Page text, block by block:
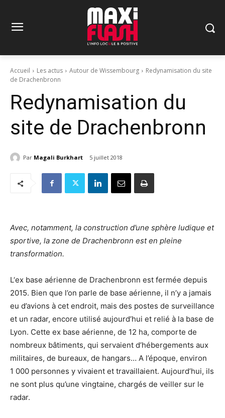
Accueil Les actus Autour de Wissembourg
Redynamisation du site
de Drachenbronn
Redynamisation du
site de Drachenbronn
Par Magali Burkhart 5 juillet 2018
Avec, notamment, la construction d’une sphère ludique et
sportive, la zone de Drachenbronn est en pleine
transformation.
L‘ex base aérienne de Drachenbronn est fermée depuis
2015. Bien que l’on parle de base aérienne, il n’y a jamais
eu d’avions à cet endroit, mais des postes de surveillance
et un radar, encore utilisé aujourd’hui et relié à la base de
Lyon. Cette ex base aérienne, de 12 ha, comporte de
nombreux bâtiments, qui servaient d’hébergements aux
militaires, de bureaux, de hangars… A l’époque, environ
1 000 personnes y vivaient et travaillaient. Aujourd’hui, ils
ne sont plus qu’une vingtaine, chargés de veiller sur le
radar.